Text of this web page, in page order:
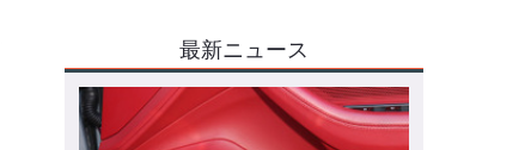
最新ニュース